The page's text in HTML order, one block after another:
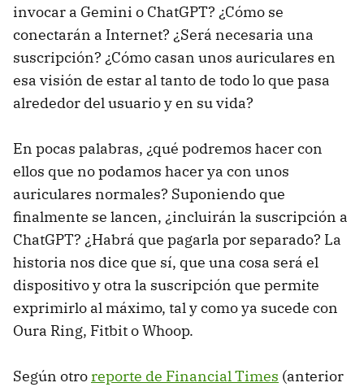
invocar a Gemini o ChatGPT? ¿Cómo se
conectarán a Internet? ¿Será necesaria una
suscripción? ¿Cómo casan unos auriculares en
esa visión de estar al tanto de todo lo que pasa
alrededor del usuario y en su vida?
En pocas palabras, ¿qué podremos hacer con
ellos que no podamos hacer ya con unos
auriculares normales? Suponiendo que
finalmente se lancen, ¿incluirán la suscripción a
ChatGPT? ¿Habrá que pagarla por separado? La
historia nos dice que sí, que una cosa será el
dispositivo y otra la suscripción que permite
exprimirlo al máximo, tal y como ya sucede con
Oura Ring, Fitbit o Whoop.
Según otroreporte de Financial Times (anterior